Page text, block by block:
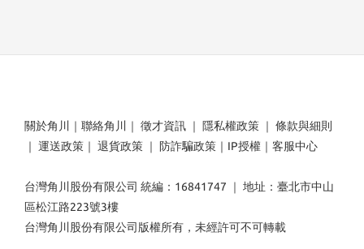
關於角川 ｜ 聯絡角川 ｜ 徵才資訊 ｜ 隱私權政策 ｜ 條款與細則
｜ 運送政策 ｜ 退貨政策 ｜ 防詐騙政策 ｜ IP授權 ｜ 客服中心
台灣角川股份有限公司 統編：16841747 ｜ 地址：臺北市中山
區松江路223號3樓
台灣角川股份有限公司版權所有，未經許可不可轉載